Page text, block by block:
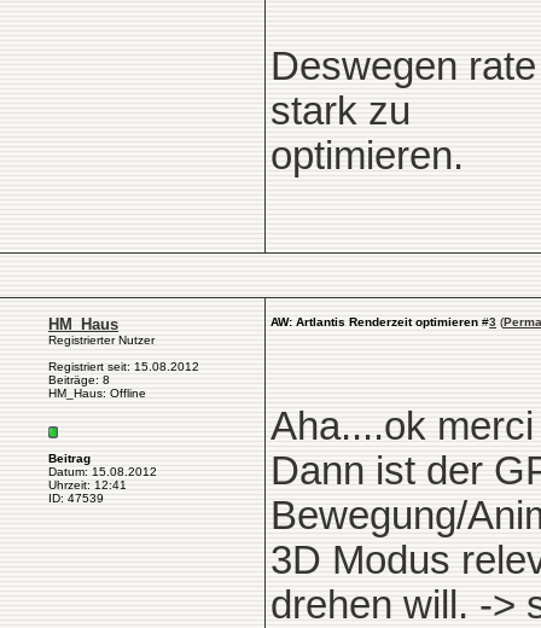
Deswegen
stark zu
optimieren.
HM_Haus
Registrierter Nutzer
Registriert seit: 15.08.2012
Beiträge: 8
HM_Haus: Offline
Beitrag
Datum: 15.08.2012
Uhrzeit: 12:41
ID: 47539
AW: Artlantis Renderzeit optimieren #3 (
Aha....ok
Dann ist der
Bewegung/
3D Modus
drehen will. ->